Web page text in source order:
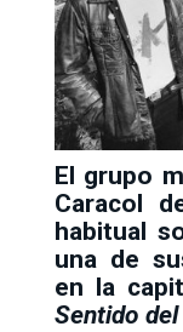
El grupo
Caracol
habitual
una de
en la
Sentido